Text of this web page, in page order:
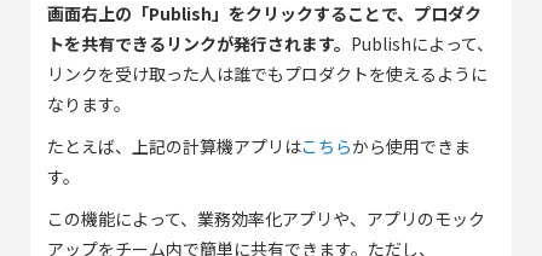
画面右上の「Publish」をクリックすることで、プロダク
トを共有できるリンクが発行されます。 Publishによって、
リンクを受け取った人は誰でもプロダクトを使えるように
なります。
たとえば、上記の計算機アプリはこちらから使用できま
す。
この機能によって、業務効率化アプリや、アプリのモック
アップをチーム内で簡単に共有できます。ただし、